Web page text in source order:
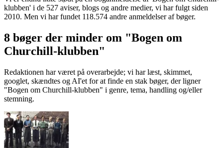
klubben' i de 527 aviser, blogs og andre medier, vi har fulgt siden
2010. Men vi har fundet 118.574 andre anmeldelser af bøger.
8 bøger der minder om "Bogen om
Churchill-klubben"
Redaktionen har været på overarbejde; vi har læst, skimmet,
googlet, skændtes og AI'et for at finde en stak bøger, der ligner
"Bogen om Churchill-klubben" i genre, tema, handling og/eller
stemning.